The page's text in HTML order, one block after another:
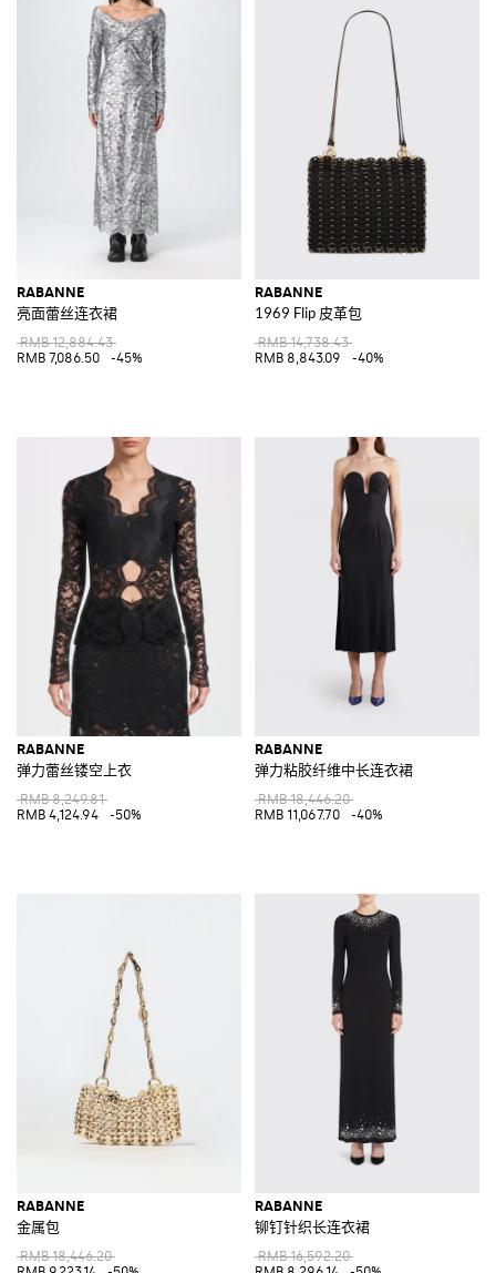
RABANNE
亮面蕾丝连衣裙
RMB 12,884.43
RMB 7,086.50
-45%
RABANNE
1969 Flip 皮革包
RMB 14,738.43
RMB 8,843.09
-40%
RABANNE
弹力蕾丝镂空上衣
RMB 8,249.81
RMB 4,124.94
-50%
RABANNE
弹力粘胶纤维中长连衣裙
RMB 18,446.20
RMB 11,067.70
-40%
RABANNE
金属包
RMB 18,446.20
RABANNE
铆钉针织长连衣裙
RMB 16,592.20